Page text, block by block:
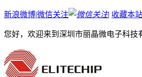
新浪微博|微信关注 | 收藏本
您好，欢迎来到深圳市丽晶微电子科技